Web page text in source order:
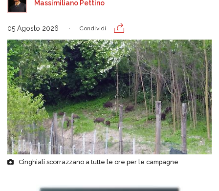
Massimiliano Pettino
05 Agosto 2026 Condividi
Cinghiali scorrazzano a tutte le ore per le campagne